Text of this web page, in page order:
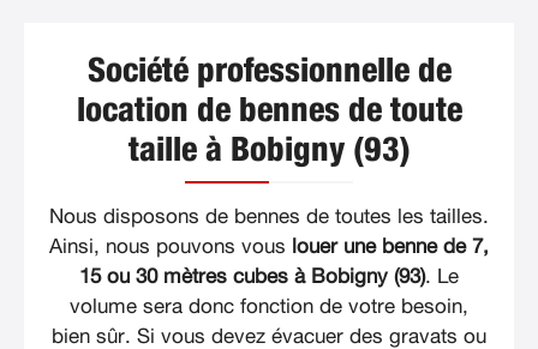
Société professionnelle de
location de bennes de toute
taille à Bobigny (93)
Nous disposons de bennes de toutes les tailles.
Ainsi, nous pouvons vous louer une benne de 7,
15 ou 30 mètres cubes à Bobigny (93). Le
volume sera donc fonction de votre besoin,
bien sûr. Si vous devez évacuer des gravats ou